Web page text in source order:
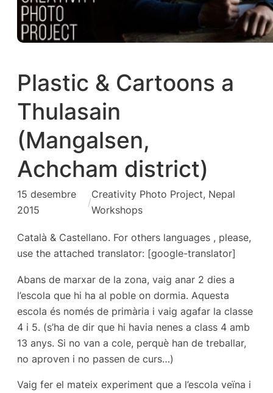
Plastic & Cartoons a
Thulasain
(Mangalsen,
Achcham district)
15 desembre
2015
/
Creativity Photo Project, Nepal
Workshops
Català & Castellano. For others languages , please,
use the attached translator: [google-translator]
Abans de marxar de la zona, vaig anar 2 dies a
l’escola que hi ha al poble on dormia. Aquesta
escola és només de primària i vaig agafar la classe
4 i 5. (s’ha de dir que hi havia nenes a class 4 amb
13 anys. Si no van a cole, perquè han de treballar,
no aproven i no passen de curs…)
Vaig fer el mateix experiment que a l’escola veïna i